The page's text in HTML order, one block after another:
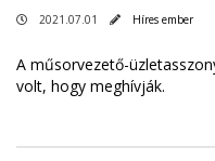
2021.07.01 Híres ember
A műsorvezető-
volt, hogy meghívják.